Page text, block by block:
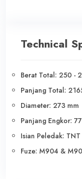
Technical
Berat Total: 250 -
Panjang Total:
Diameter: 273 mm
Panjang Engkor:
Isian Peledak:
Fuze: M904 &